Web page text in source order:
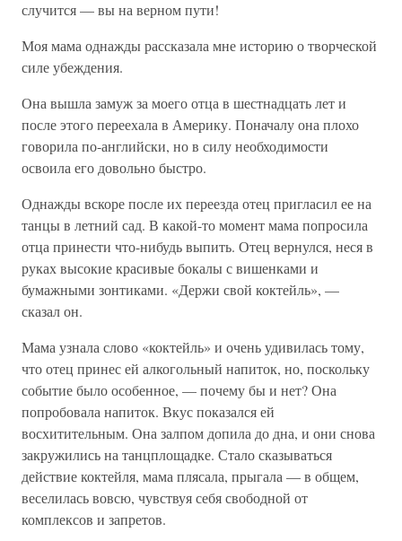
случится — вы на верном пути!
Моя мама однажды рассказала мне историю о творческой
силе убеждения.
Она вышла замуж за моего отца в шестнадцать лет и
после этого переехала в Америку. Поначалу она плохо
говорила по-английски, но в силу необходимости
освоила его довольно быстро.
Однажды вскоре после их переезда отец пригласил ее на
танцы в летний сад. В какой-то момент мама попросила
отца принести что-нибудь выпить. Отец вернулся, неся в
руках высокие красивые бокалы с вишенками и
бумажными зонтиками. «Держи свой коктейль», —
сказал он.
Мама узнала слово «коктейль» и очень удивилась тому,
что отец принес ей алкогольный напиток, но, поскольку
событие было особенное, — почему бы и нет? Она
попробовала напиток. Вкус показался ей
восхитительным. Она залпом допила до дна, и они снова
закружились на танцплощадке. Стало сказываться
действие коктейля, мама плясала, прыгала — в общем,
веселилась вовсю, чувствуя себя свободной от
комплексов и запретов.